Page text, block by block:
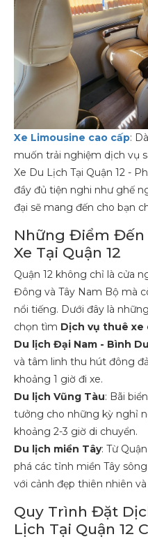
Xe Limousine cao cấp:
muốn trải nghiệm dịch vụ
Xe Du Lịch Tại Quận 12 -
đầy đủ tiện nghi như ghế
đại sẽ mang đến cho bạn
Những Điểm Đến
Xe Tại Quận 12
Quận 12 không chỉ là cửa
Đông và Tây Nam Bộ mà
nổi tiếng. Dưới đây là
chọn tìm Dịch vụ thuê xe
Du lịch Đại Nam - Bình
và tâm linh thu hút đông
khoảng 1 giờ đi xe.
Du lịch Vũng Tàu: Bãi
tưởng cho những kỳ nghỉ
khoảng 2-3 giờ di chuyển.
Du lịch miền Tây: Từ
phá các tỉnh miền Tây
với cảnh đẹp thiên nhiên
Quy Trình Đặt
Lịch Tại Quận 12